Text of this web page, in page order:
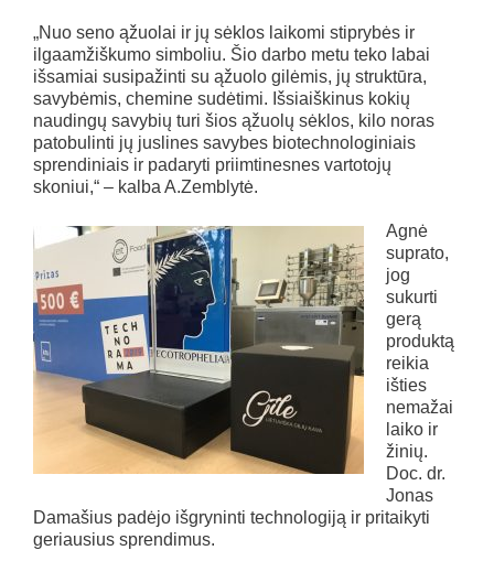
„Nuo seno ąžuolai ir jų sėklos laikomi stiprybės ir
ilgaamžiškumo simboliu. Šio darbo metu teko labai
išsamiai susipažinti su ąžuolo gilėmis, jų struktūra,
savybėmis, chemine sudėtimi. Išsiaiškinus kokių
naudingų savybių turi šios ąžuolų sėklos, kilo noras
patobulinti jų juslines savybes biotechnologiniais
sprendiniais ir padaryti priimtinesnes vartotojų
skoniui,“ – kalba A.Zemblytė.
Agnė
suprato,
jog
sukurti
gerą
produktą
reikia
išties
nemažai
laiko ir
žinių.
Doc. dr.
Jonas
Damašius padėjo išgryninti technologiją ir pritaikyti
geriausius sprendimus.